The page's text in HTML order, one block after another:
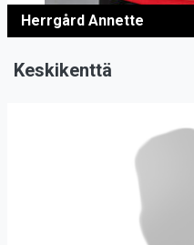
Herrgård Annette
Keskikenttä